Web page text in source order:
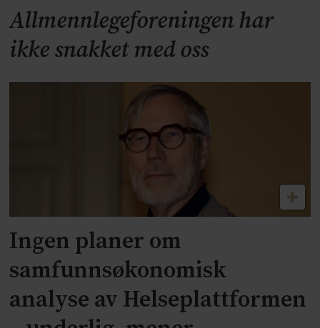
Allmennlegeforeningen har
ikke snakket med oss
Ingen planer om
samfunnsøkonomisk
analyse av Helseplattformen